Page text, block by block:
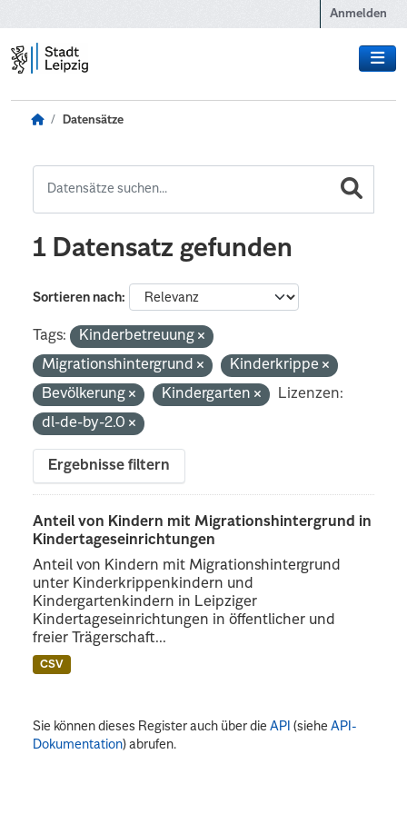
Anmelden
Datensätze
1 Datensatz gefunden
Sortieren nach
Tags:
Kinderbetreuung
Migrationshintergrund
Kinderkrippe
Bevölkerung
Kindergarten
Lizenzen:
dl-de-by-2.0
Ergebnisse filtern
Anteil von Kindern mit Migrationshintergrund in
Kindertageseinrichtungen
Anteil von Kindern mit Migrationshintergrund
unter Kinderkrippenkindern und
Kindergartenkindern in Leipziger
Kindertageseinrichtungen in öffentlicher und
freier Trägerschaft...
CSV
Sie können dieses Register auch über dieAPI (sieheAPI-
Dokumentation) abrufen.